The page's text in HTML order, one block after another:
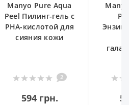
Manyo Galactomy
Peeling Gel
Энзимный пилинг-
скатка с
3
530 грн.